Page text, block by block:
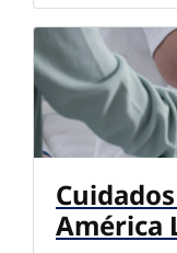
América